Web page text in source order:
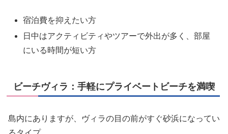
宿泊費を抑えたい方
日中はアクティビティやツアーで外出が多く、部屋
にいる時間が短い方
ビーチヴィラ：手軽にプライベートビーチを満喫
島内にありますが、ヴィラの目の前がすぐ砂浜になってい